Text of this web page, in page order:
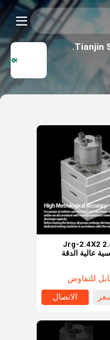
Tianjin
Jrg-2.4X2
عالية الدقة
للتفاوض
الاتصال